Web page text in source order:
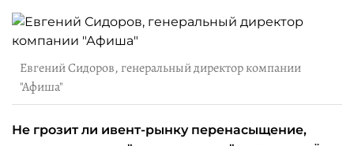
Евгений Сидоров, генеральный директор компании
"Афиша"
Не грозит ли ивент-рынку перенасыщение,